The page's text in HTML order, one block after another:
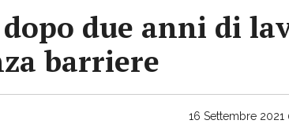
due anni di
barriere
16 Settembre 2021